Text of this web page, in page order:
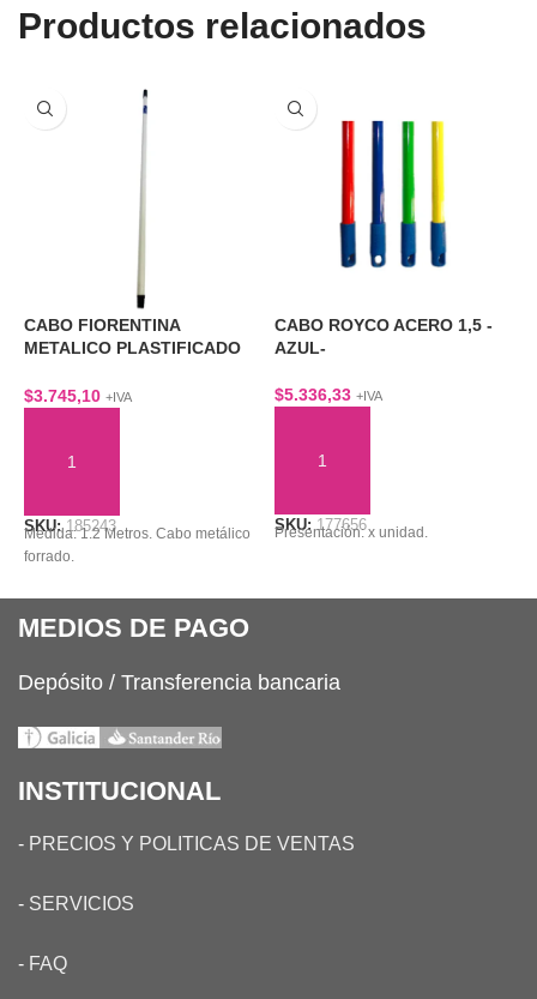
Productos relacionados
CABO FIORENTINA
METALICO PLASTIFICADO
$3.745,10 +IVA
SKU:185243
Medida: 1.2 Metros. Cabo metálico
forrado.
CABO ROYCO ACERO 1,5 -
AZUL-
$5.336,33 +IVA
SKU:177656
Presentación: x unidad.
MEDIOS DE PAGO
Depósito / Transferencia bancaria
INSTITUCIONAL
- PRECIOS Y POLITICAS DE VENTAS
- SERVICIOS
- FAQ